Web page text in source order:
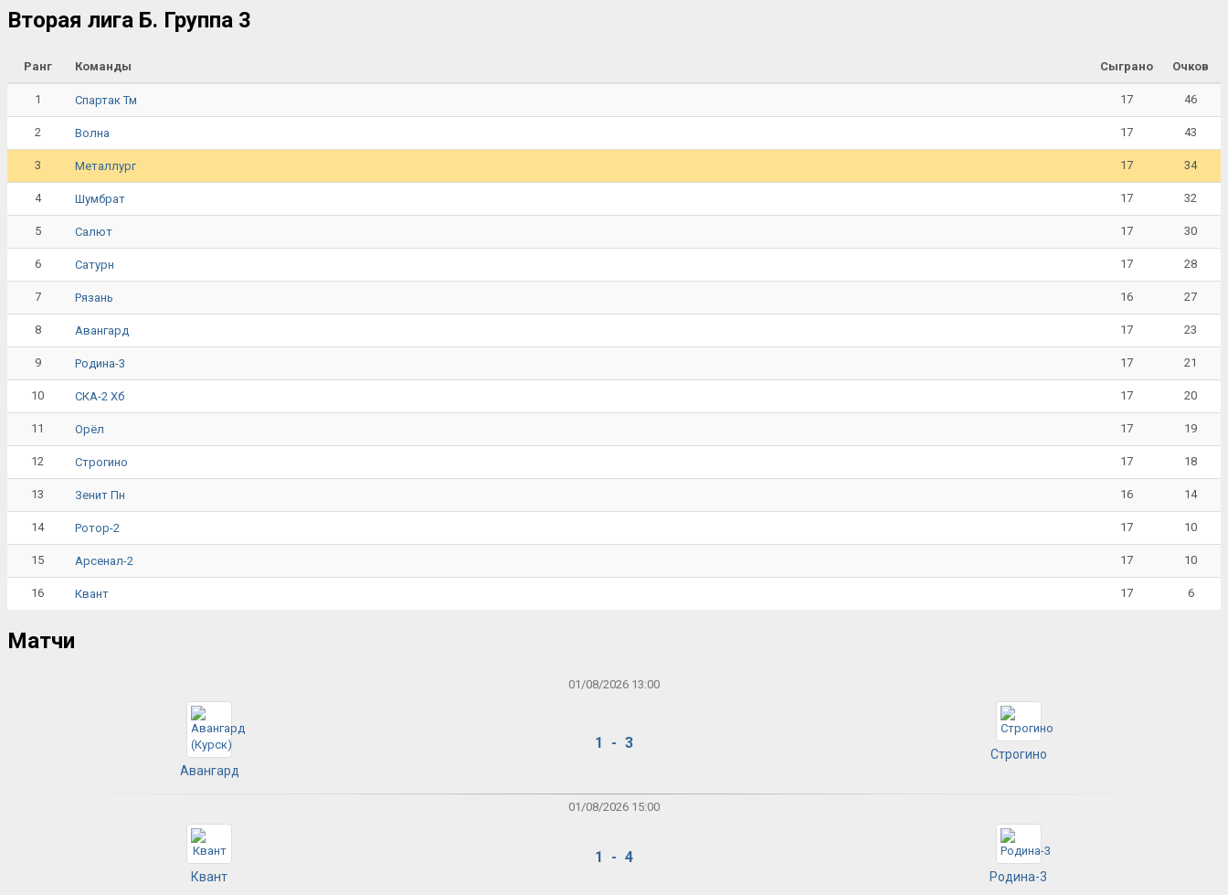
Вторая лига Б. Группа 3
Ранг Команды Сыграно Очков
1 Спартак Тм 17 46
2 Волна 17 43
3 Металлург 17 34
4 Шумбрат 17 32
5 Салют 17 30
6 Сатурн 17 28
7 Рязань 16 27
8 Авангард 17 23
9 Родина-3 17 21
10 СКА-2 Хб 17 20
11 Орёл 17 19
12 Строгино 17 18
13 Зенит Пн 16 14
14 Ротор-2 17 10
15 Арсенал-2 17 10
16 Квант 17 6
Матчи
01/08/2026 13:00
Авангард
1 - 3
Строгино
01/08/2026 15:00
Квант
1 - 4
Родина-3